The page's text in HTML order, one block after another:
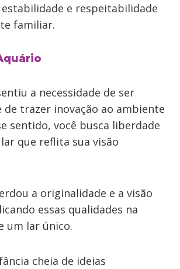
e respeitabilidade
familiar.
a necessidade de ser
de trazer inovação ao ambiente
sentido, você busca liberdade
que reflita sua visão
a originalidade e a visão
essas qualidades na
um lar único.
cheia de ideias